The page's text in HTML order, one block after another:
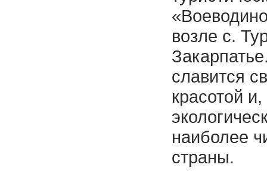
возле с.
славится
красотой
наиболее
страны.